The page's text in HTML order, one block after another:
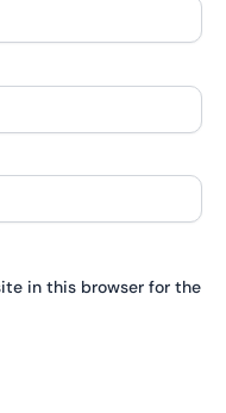
in this browser for the